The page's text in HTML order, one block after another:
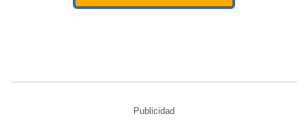
Publicidad